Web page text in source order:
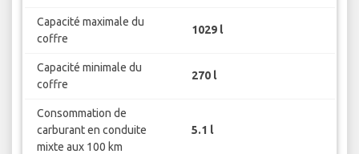
Capacité maximale du
coffre
1029 l
Capacité minimale du
coffre
270 l
Consommation de
carburant en conduite
mixte aux 100 km
5.1 l